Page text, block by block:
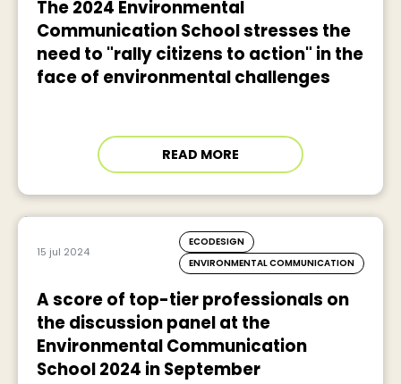
The 2024 Environmental
Communication School stresses the
need to "rally citizens to action" in the
face of environmental challenges
READ MORE
15 jul 2024
ECODESIGN
ENVIRONMENTAL COMMUNICATION
A score of top-tier professionals on
the discussion panel at the
Environmental Communication
School 2024 in September